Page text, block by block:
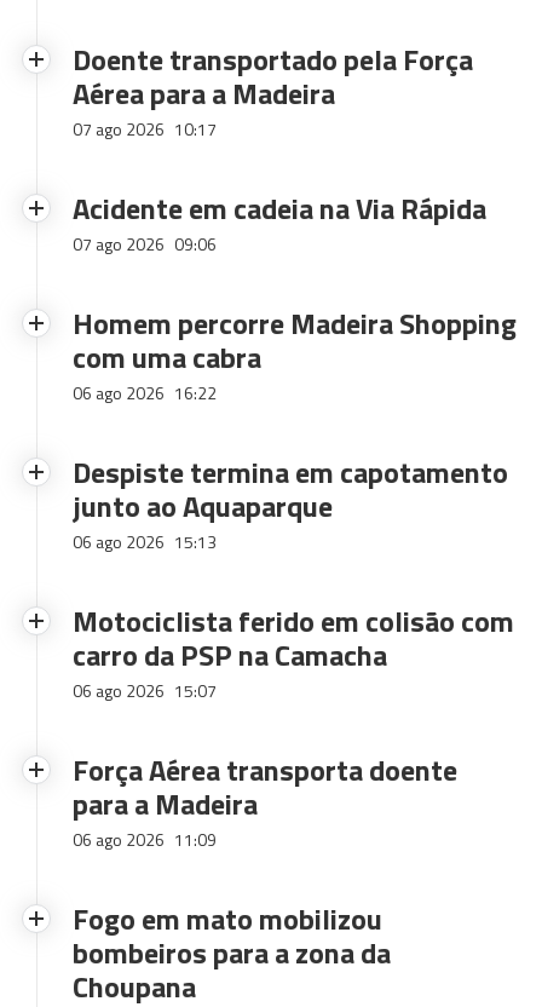
Doente transportado pela Força
Aérea para a Madeira
07 ago 2026 10:17
Acidente em cadeia na Via Rápida
07 ago 2026 09:06
Homem percorre Madeira Shopping
com uma cabra
06 ago 2026 16:22
Despiste termina em capotamento
junto ao Aquaparque
06 ago 2026 15:13
Motociclista ferido em colisão com
carro da PSP na Camacha
06 ago 2026 15:07
Força Aérea transporta doente
para a Madeira
06 ago 2026 11:09
Fogo em mato mobilizou
bombeiros para a zona da
Choupana